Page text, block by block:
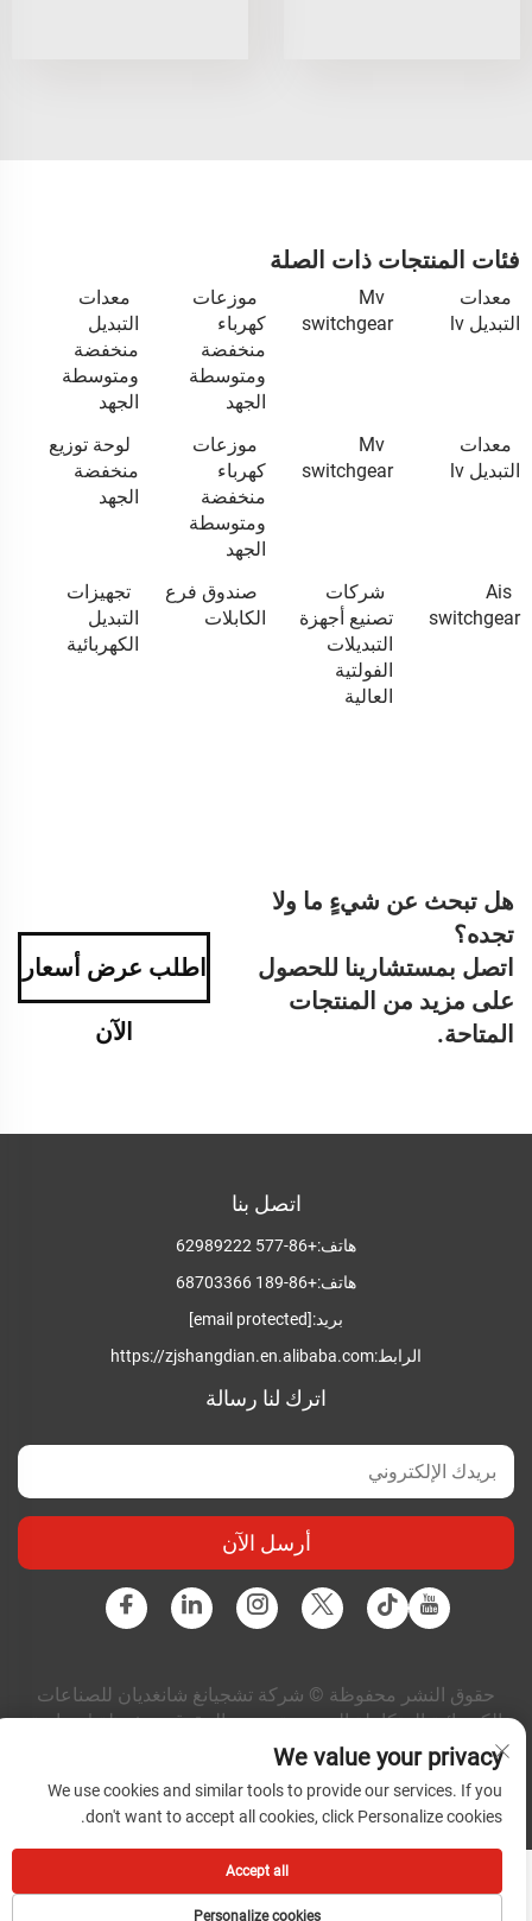
فئات المنتجات ذات الصلة
معدات
التبديل lv
Mv
switchgear
موزعات
كهرباء
منخفضة
ومتوسطة
الجهد
معدات
التبديل
منخفضة
ومتوسطة
الجهد
معدات
التبديل lv
Mv
switchgear
موزعات
كهرباء
منخفضة
ومتوسطة
الجهد
لوحة توزيع
منخفضة
الجهد
Ais
switchgear
شركات
تصنيع أجهزة
التبديلات
الفولتية
العالية
صندوق فرع
الكابلات
تجهيزات
التبديل
الكهربائية
هل تبحث عن شيءٍ ما ولا
تجده؟
اتصل بمستشارينا للحصول
على مزيد من المنتجات
المتاحة.
اطلب عرض أسعار
الآن
اتصل بنا
هاتف:+86-577 62989222
هاتف:+86-189 68703366
بريد:[email protected]
الرابط:https://zjshangdian.en.alibaba.com
اترك لنا رسالة
أرسل الآن
حقوق النشر محفوظة © شركة تشجيانغ شانغديان للصناعات
الكهربائية المتكاملة المحدودة. جميع الحقوق محفوظة |سياسة
الخصوصية
We value your privacy
We use cookies and similar tools to provide our services. If you
don't want to accept all cookies, click Personalize cookies.
Personalize cookies
Accept all